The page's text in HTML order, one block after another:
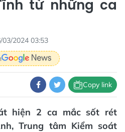
từ những ca
03/2024 03:53
Copy link
hiện 2 ca mắc sốt rét
Trung tâm Kiểm soát